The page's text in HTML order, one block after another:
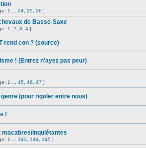
1 24 25 26 ]
de Basse-Saxe
1 2 3 4 ]
rend con ? (source)
! (Entrez n'ayez pas peur)
1 45 46 47 ]
(pour rigoler entre nous)
!
inquiétantes
1 143 144 145 ]